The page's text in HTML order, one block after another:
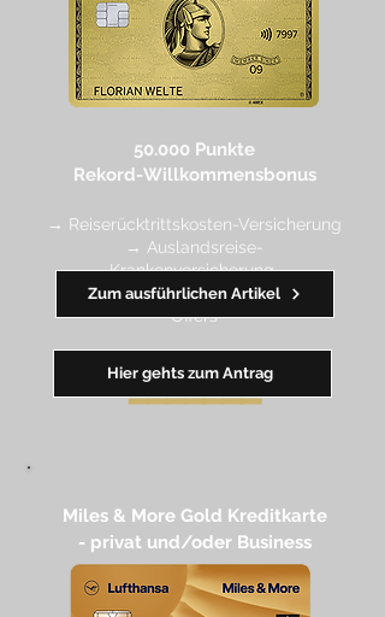
50.000 Punkte
Rekord-Willkommensbonus
→ Reiserücktrittskosten-Versicherung
→ Auslandsreise-
Krankenversicherung
→ wertvolle Rabatte dank Amex
Offers
━━━━━━━
Zum ausführlichen Artikel
Hier gehts zum Antrag
Miles & More Gold Kreditkarte​
- privat und/oder Business